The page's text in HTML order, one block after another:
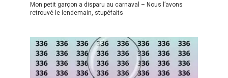
Mon petit garçon a disparu au carnaval – Nous l’avons
retrouvé le lendemain, stupéfaits